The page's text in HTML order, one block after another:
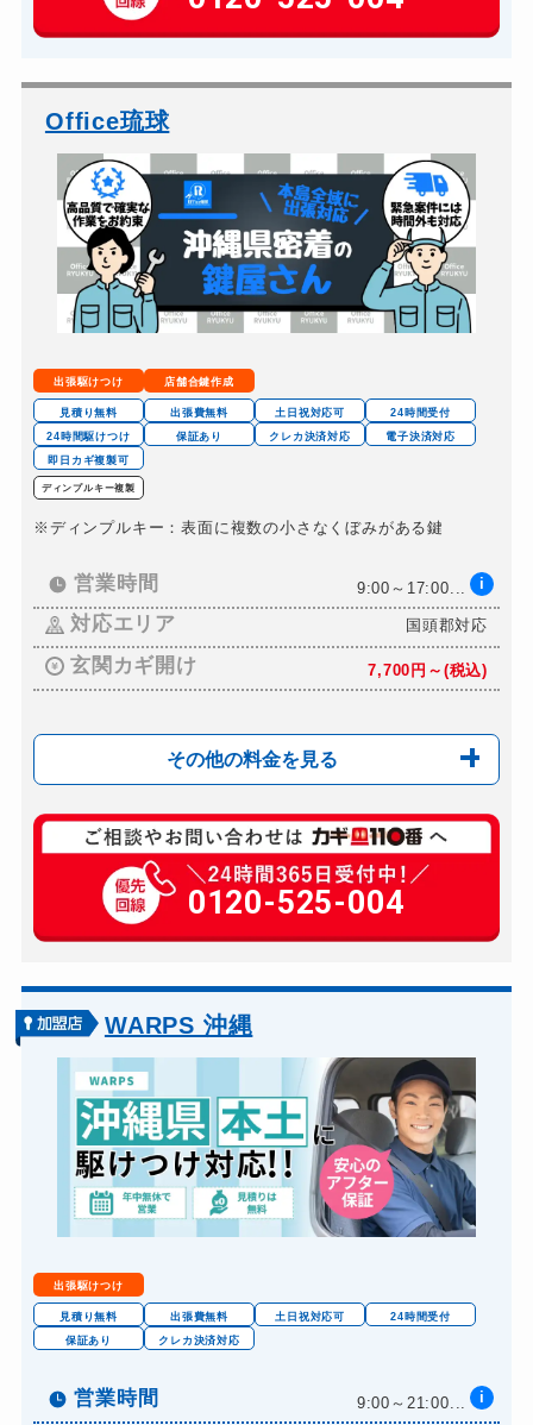
玄関カギ交換 14,300円～(税込)
バイクカギ開け
バイクカギ作成 16,500円～(税込)
スーツケースカギ開け 8,800円～(税込)
スーツケースカギ作成 8,800円～(税込)
金庫カギ開け 14,300円～(税込)
金庫カギ修理 11,000円～(税込)
金庫カギ交換
ロッカーカギ開け 8,800円～(税込)
ドアノブカギ開け
ドアノブカギ作成
ドアノブカギ交換 11,000円～(税込)
Office琉球
出張駆けつけ 店舗合鍵作成
見積り無料 出張費無料 土日祝対応可
24時間受付
24時間駆けつけ
保証あり クレカ決済対応
電子決済対応
即日カギ複製可
ディンプルキー複製
※ディンプルキー：表面に複数の小さなくぼみがある鍵
営業時間 9:00～17:00... i
対応エリア 国頭郡対応
玄関カギ開け 7,700円～(税込)
その他の料金を見る
玄関カギ複製 660円(税込)～
玄関カギ開け 7,700円～(税込)
玄関カギ修理 5,500円～(税込)
玄関カギ交換
車カギ開け 5,500円～(税込)
バイクカギ開け 5,500円～(税込)
バイクカギ作成 別途お見積り
金庫カギ開け 5,500円～(税込)
ロッカーカギ開け 6,600円～(税込)
0120-525-004
WARPS 沖縄
出張駆けつけ
見積り無料 出張費無料 土日祝対応可
24時間受付
保証あり
クレカ決済対応
営業時間 9:00～21:00... i